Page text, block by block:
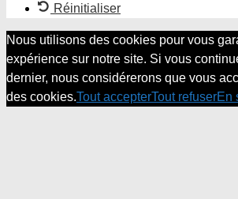
Réinitialiser
Nous utilisons des cookies pour vous
expérience sur notre site. Si vous
dernier, nous considérerons que vous
des cookies.Tout accepterTout refuserEn